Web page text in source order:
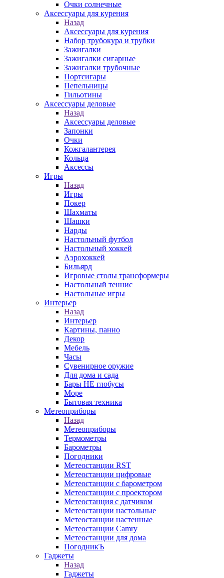
Очки солнечные
Аксессуары для курения
Назад
Аксессуары для курения
Набор трубокура и трубки
Зажигалки
Зажигалки сигарные
Зажигалки трубочные
Портсигары
Пепельницы
Гильотины
Аксессуары деловые
Назад
Аксессуары деловые
Запонки
Очки
Кожгалантерея
Кольца
Аксессы
Игры
Назад
Игры
Покер
Шахматы
Шашки
Нарды
Настольный футбол
Настольный хоккей
Аэрохоккей
Бильярд
Игровые столы трансформеры
Настольный теннис
Настольные игры
Интерьер
Назад
Интерьер
Картины, панно
Декор
Мебель
Часы
Сувенирное оружие
Для дома и сада
Бары НЕ глобусы
Море
Бытовая техника
Метеоприборы
Назад
Метеоприборы
Термометры
Барометры
Погодники
Метеостанции RST
Метеостанции цифровые
Метеостанции с барометром
Метеостанции с проектором
Метеостанция с датчиком
Метеостанции настольные
Метеостанции настенные
Метеостанции Camry
Метеостанции для дома
ПогодникЪ
Гаджеты
Назад
Гаджеты